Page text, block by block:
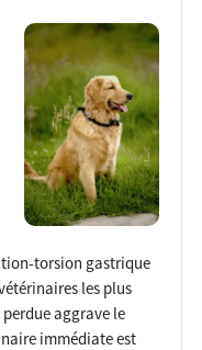
torsion gastrique
les plus
aggrave le
immédiate est